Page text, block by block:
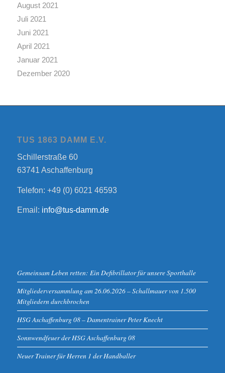
August 2021
Juli 2021
Juni 2021
April 2021
Januar 2021
Dezember 2020
TUS 1863 DAMM E.V.
Schillerstraße 60
63741 Aschaffenburg
Telefon: +49 (0) 6021 46593
Email: info@tus-damm.de
Gemeinsam Leben retten: Ein Defibrillator für unsere Sporthalle
Mitgliederversammlung am 26.06.2026 – Schallmauer von 1.500
Mitgliedern durchbrochen
HSG Aschaffenburg 08 – Damentrainer Peter Knecht
Sonnwendfeuer der HSG Aschaffenburg 08
Neuer Trainer für Herren 1 der Handballer